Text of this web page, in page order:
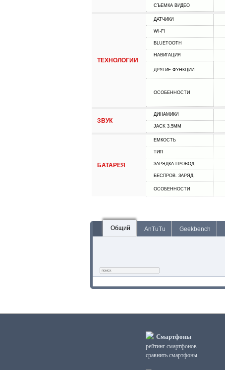
СЪЕМКА ВИДЕО
ТЕХНОЛОГИИ
ДАТЧИКИ
WI-FI
BLUETOOTH
НАВИГАЦИЯ
ДРУГИЕ ФУНКЦИИ
ОСОБЕННОСТИ
ЗВУК
ДИНАМИКИ
JACK 3.5MM
БАТАРЕЯ
ЕМКОСТЬ
ТИП
ЗАРЯДКА ПРОВОД
БЕСПРОВ. ЗАРЯД.
ОСОБЕННОСТИ
Общий AnTuTu Geekbench
Смартфоны
рейтинг смартфонов
сравнить смартфоны